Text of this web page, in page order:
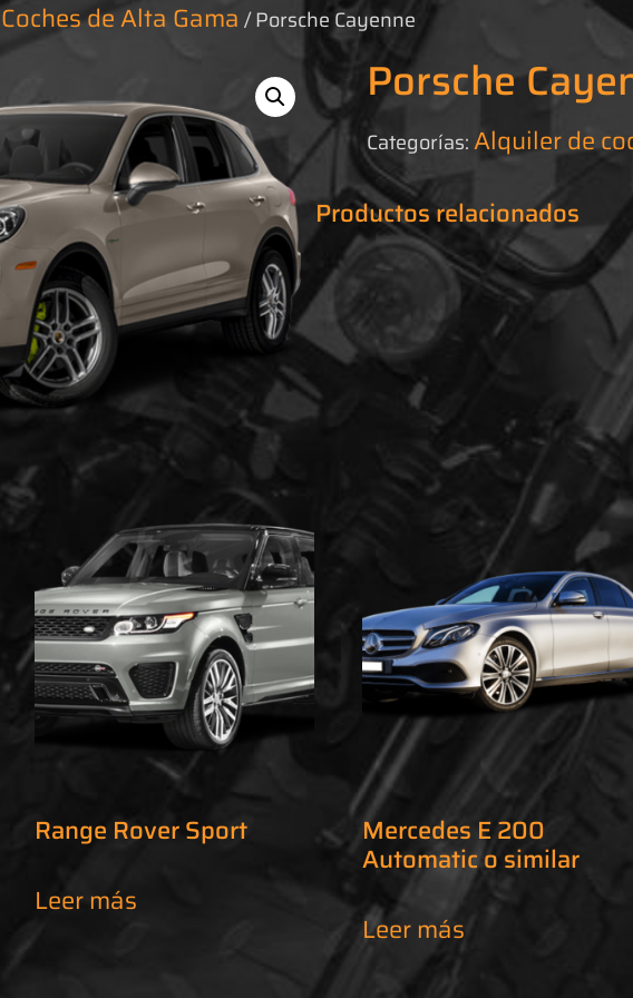
Coches de Alta Gama / Porsche Cayenne
Porsche
Categorías:Alquiler de
Productos relacionados
Range Rover Sport
Leer más
Mercedes E 200
Automatic o similar
Leer más